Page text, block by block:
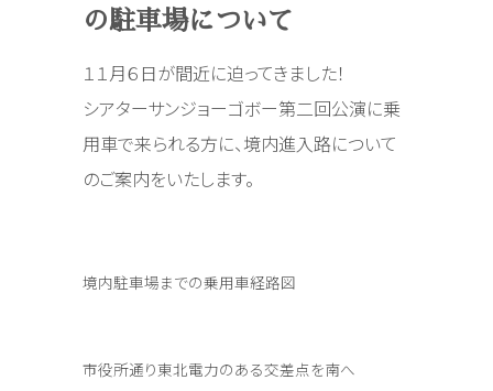
の駐車場について
１１月６日が間近に迫ってきました！
シアターサンジョーゴボー第二回公演に乗
用車で来られる方に、境内進入路について
のご案内をいたします。
境内駐車場までの乗用車経路図
市役所通り東北電力のある交差点を南へ